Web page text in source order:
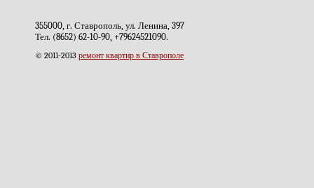
355000, г. Ставрополь, ул. Ленина, 397
Тел. (8652) 62-10-90, +79624521090.
© 2011-2013 ремонт квартир в Ставрополе